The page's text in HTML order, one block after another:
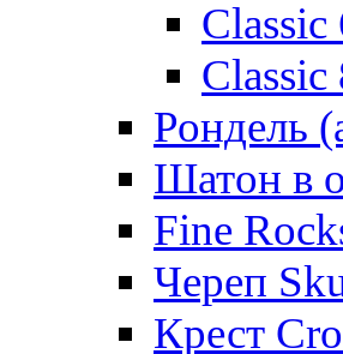
Рондель
Шатон в
Fine
Череп
Крест